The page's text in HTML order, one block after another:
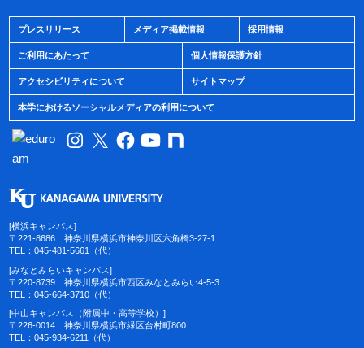
プレスリリース メディア掲載情報 採用情報
ご利用にあたって 個人情報保護方針
アクセシビリティについて サイトマップ
本学におけるソーシャルメディアの利用について
[横浜キャンパス]
〒221-8686 神奈川県横浜市神奈川区六角橋3-27-1
TEL：045-481-5661（代）
[みなとみらいキャンパス]
〒220-8739 神奈川県横浜市西区みなとみらい4-5-3
TEL：045-664-3710（代）
[中山キャンパス（附属中・高等学校）]
〒226-0014 神奈川県横浜市緑区台村町800
TEL：045-934-6211（代）